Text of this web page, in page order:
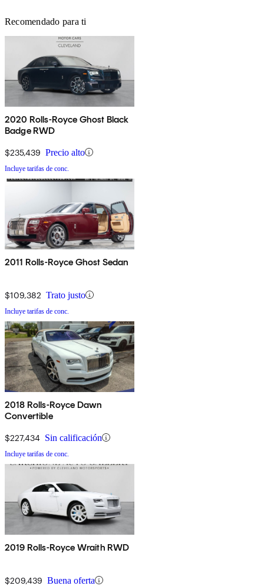
Recomendado para ti
2020 Rolls-Royce Ghost Black
Badge RWD
$235,439 Precio alto
Incluye tarifas de conc.
2011 Rolls-Royce Ghost Sedan
$109,382 Trato justo
Incluye tarifas de conc.
2018 Rolls-Royce Dawn
Convertible
$227,434 Sin calificación
Incluye tarifas de conc.
2019 Rolls-Royce Wraith RWD
$209,439 Buena oferta